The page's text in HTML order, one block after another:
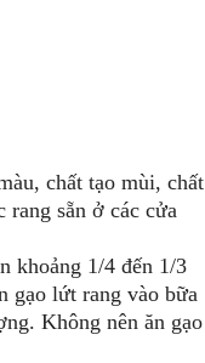
chất tạo mùi, chất
sẵn ở các cửa
khoảng 1/4 đến 1/3
gạo lứt rang vào bữa
Không nên ăn gạo